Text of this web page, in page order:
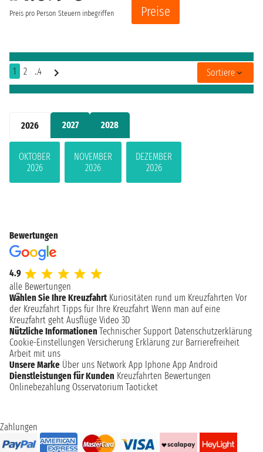
2026 2027 2028
OKTOBER
2026
NOVEMBER
2026
DEZEMBER
2026
Preis pro Person Steuern inbegriffen Preise
1 2 ..4 Sortiere
Bewertungen
4.9
alle Bewertungen
Wählen Sie Ihre Kreuzfahrt Kuriositäten rund um Kreuzfahrten Vor
der Kreuzfahrt Tipps für Ihre Kreuzfahrt Wenn man auf eine
Kreuzfahrt geht Ausflüge Video 3D
Nützliche Informationen Technischer Support Datenschutzerklärung
Cookie-Einstellungen Versicherung Erklärung zur Barrierefreiheit
Arbeit mit uns
Unsere Marke Über uns Network App Iphone App Android
Dienstleistungen für Kunden Kreuzfahrten Bewertungen
Onlinebezahlung Osservatorium Taoticket
Zahlungen